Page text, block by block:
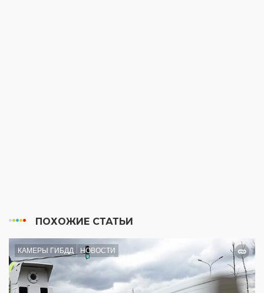
ПОХОЖИЕ СТАТЬИ
КАМЕРЫ ГИБДД НОВОСТИ